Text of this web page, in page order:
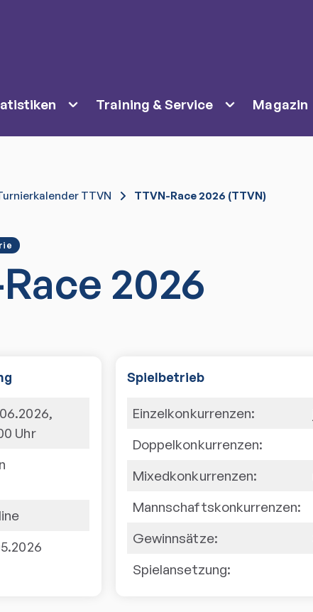
Training & Service Magazin
TTVN TTVN-Race 2026 (TTVN)
2026
,
Uhr
Spielbetrieb
Einzelkonkurrenzen:
Doppelkonkurrenzen:
Mixedkonkurrenzen:
Mannschaftskonkurrenzen:
Gewinnsätze:
Spielansetzung: